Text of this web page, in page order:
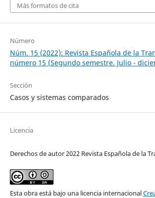
Más formatos de cita
Número
Núm. 15 (2022): Revista Española de la
número 15 (Segundo semestre. Julio -
Sección
Casos y sistemas comparados
Licencia
Derechos de autor 2022 Revista Española de la
Esta obra está bajo una licencia internacional